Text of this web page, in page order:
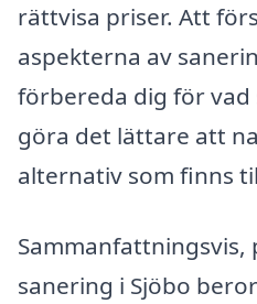
rättvisa priser. Att
aspekterna av
förbereda dig för vad
göra det lättare att
alternativ som finns
sanering i Sjöbo